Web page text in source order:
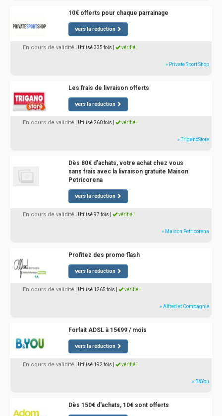
10€ offerts pour chaque parrainage
vers la réduction
En cours de validité | Utilisé 335 fois vérifié !
» Private Sport Shop
Les frais de livraison offerts
vers la réduction
En cours de validité | Utilisé 260 fois vérifié !
» TriganoStore
Dès 80€ d'achats, votre achat chez vous
sans frais avec la livraison gratuite Maison
Petricorena
vers la réduction
En cours de validité | Utilisé 97 fois vérifié !
» Maison Petricorena
Profitez des promo flash
vers la réduction
En cours de validité | Utilisé 1265 fois vérifié !
» Alfred et Compagnie
Forfait ADSL à 15€99 / mois
vers la réduction
En cours de validité | Utilisé 192 fois vérifié !
» B&You
Dès 150€ d'achats, 10€ sont offerts